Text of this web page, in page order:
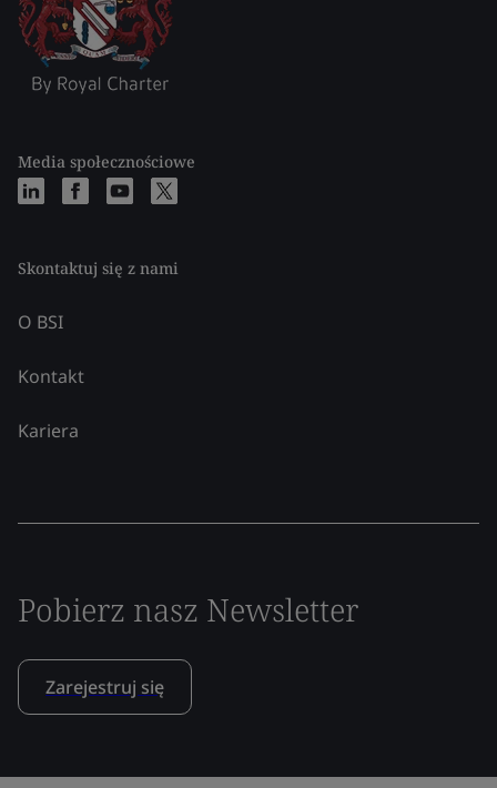
Media społecznościowe
Skontaktuj się z nami
O BSI
Kontakt
Kariera
Pobierz nasz Newsletter
Zarejestruj się